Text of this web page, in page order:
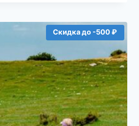
Скидка до -500 ₽